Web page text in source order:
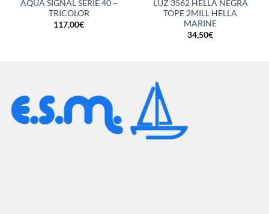
AQUA SIGNAL SERIE 40 –
TRICOLOR
117,00€
LUZ 3562 HELLA NEGRA
TOPE 2MILL HELLA
MARINE
34,50€